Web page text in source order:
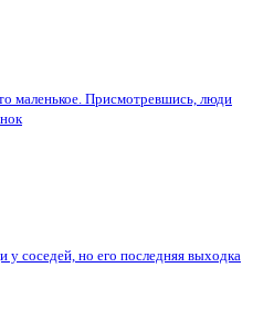
маленькое. Присмотревшись, люди
у соседей, но его последняя выходка